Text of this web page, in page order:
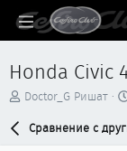
Honda Civic
А
Doctor_G Ришат
Сравнение с